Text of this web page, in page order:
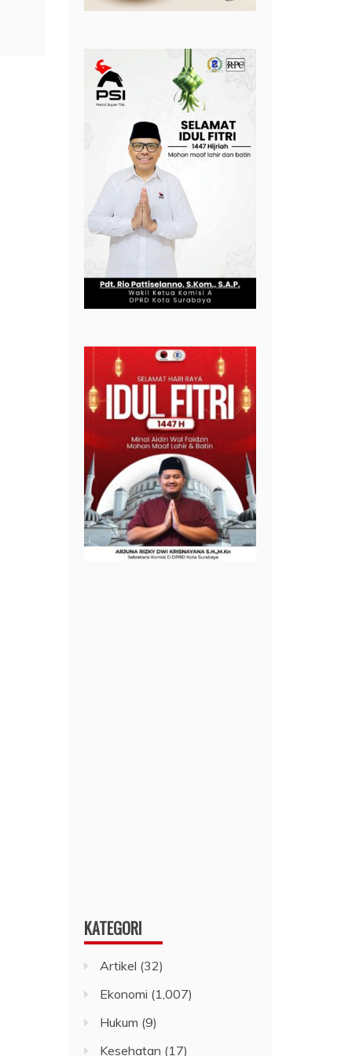
KATEGORI
Artikel (32)
Ekonomi (1,007)
Hukum (9)
Kesehatan (17)